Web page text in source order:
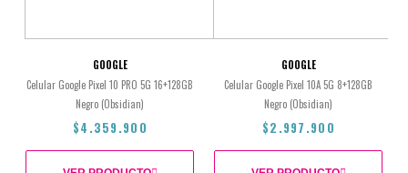
GOOGLE
Celular Google Pixel 10 PRO 5G 16+128GB
Negro (Obsidian)
$4.359.900
GOOGLE
Celular Google Pixel 10A 5G 8+128GB
Negro (Obsidian)
$2.997.900